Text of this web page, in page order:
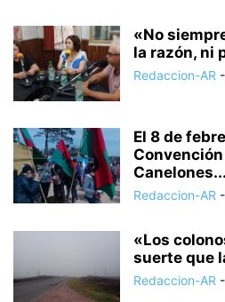
«No
la razón, ni
Redaccion-AR -
El 8 de
Canelones...
Redaccion-AR -
«Los
suerte que
Redaccion-AR -